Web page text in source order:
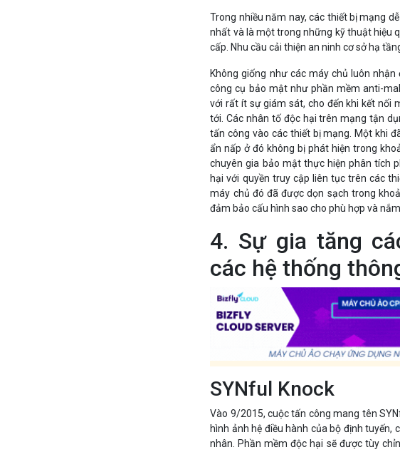
Trong nhiều năm nay, các thiết bị mạng
nhất và là một trong những kỹ thuật hiệu
cấp. Nhu cầu cải thiện an ninh cơ sở hạ
Không giống như các máy chủ luôn
công cụ bảo mật như phần mềm anti-
với rất ít sự giám sát, cho đến khi kết nối
tới. Các nhân tố độc hại trên mạng tận
tấn công vào các thiết bị mạng. Một khi
ẩn nấp ở đó không bị phát hiện trong
chuyên gia bảo mật thực hiện phân tích
hại với quyền truy cập liên tục trên các
máy chủ đó đã được dọn sạch trong
đảm bảo cấu hình sao cho phù hợp và
4. Sự gia tăng
các hệ thống
SYNful Knock
Vào 9/2015, cuộc tấn công mang tên
hình ảnh hệ điều hành của bộ định
nhân. Phần mềm độc hại sẽ được tùy